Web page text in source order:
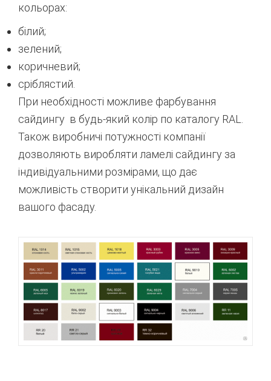
кольорах:
білий;
зелений;
коричневий;
сріблястий.
При необхідності можливе фарбування
сайдингу в будь-який колір по каталогу RAL.
Також виробничі потужності компанії
дозволяють виробляти ламелі сайдингу за
індивідуальними розмірами, що дає
можливість створити унікальний дизайн
вашого фасаду.